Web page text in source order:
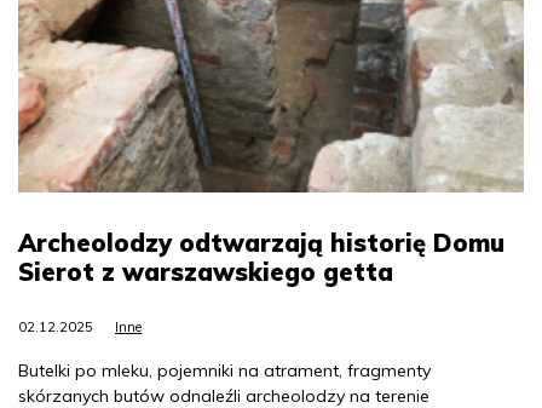
Archeolodzy odtwarzają historię Domu
Sierot z warszawskiego getta
02.12.2025 Inne
Butelki po mleku, pojemniki na atrament, fragmenty
skórzanych butów odnaleźli archeolodzy na terenie